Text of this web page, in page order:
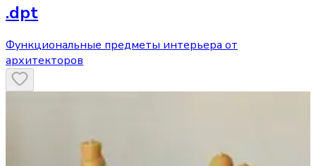
.dpt
Функциональные предметы интерьера от
архитекторов